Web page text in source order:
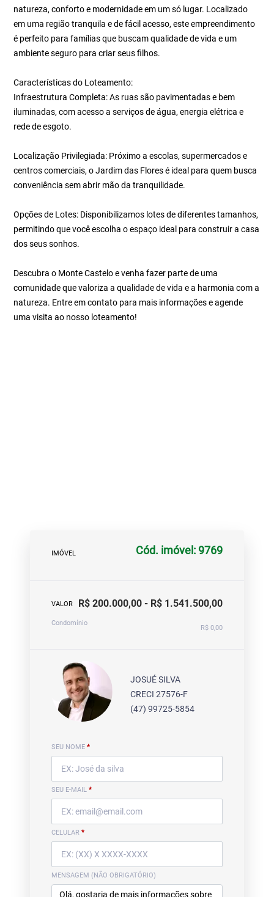
natureza, conforto e modernidade em um só lugar. Localizado
em uma região tranquila e de fácil acesso, este empreendimento
é perfeito para famílias que buscam qualidade de vida e um
ambiente seguro para criar seus filhos.
Características do Loteamento:
Infraestrutura Completa: As ruas são pavimentadas e bem
iluminadas, com acesso a serviços de água, energia elétrica e
rede de esgoto.
Localização Privilegiada: Próximo a escolas, supermercados e
centros comerciais, o Jardim das Flores é ideal para quem busca
conveniência sem abrir mão da tranquilidade.
Opções de Lotes: Disponibilizamos lotes de diferentes tamanhos,
permitindo que você escolha o espaço ideal para construir a casa
dos seus sonhos.
Descubra o Monte Castelo e venha fazer parte de uma
comunidade que valoriza a qualidade de vida e a harmonia com a
natureza. Entre em contato para mais informações e agende
uma visita ao nosso loteamento!
IMÓVEL Cód. imóvel: 9769
VALOR R$ 200.000,00 - R$ 1.541.500,00
Condomínio
R$ 0,00
JOSUÉ SILVA
CRECI 27576-F
(47) 99725-5854
SEU NOME *
SEU E-MAIL *
CELULAR *
MENSAGEM (NÃO OBRIGATÓRIO)